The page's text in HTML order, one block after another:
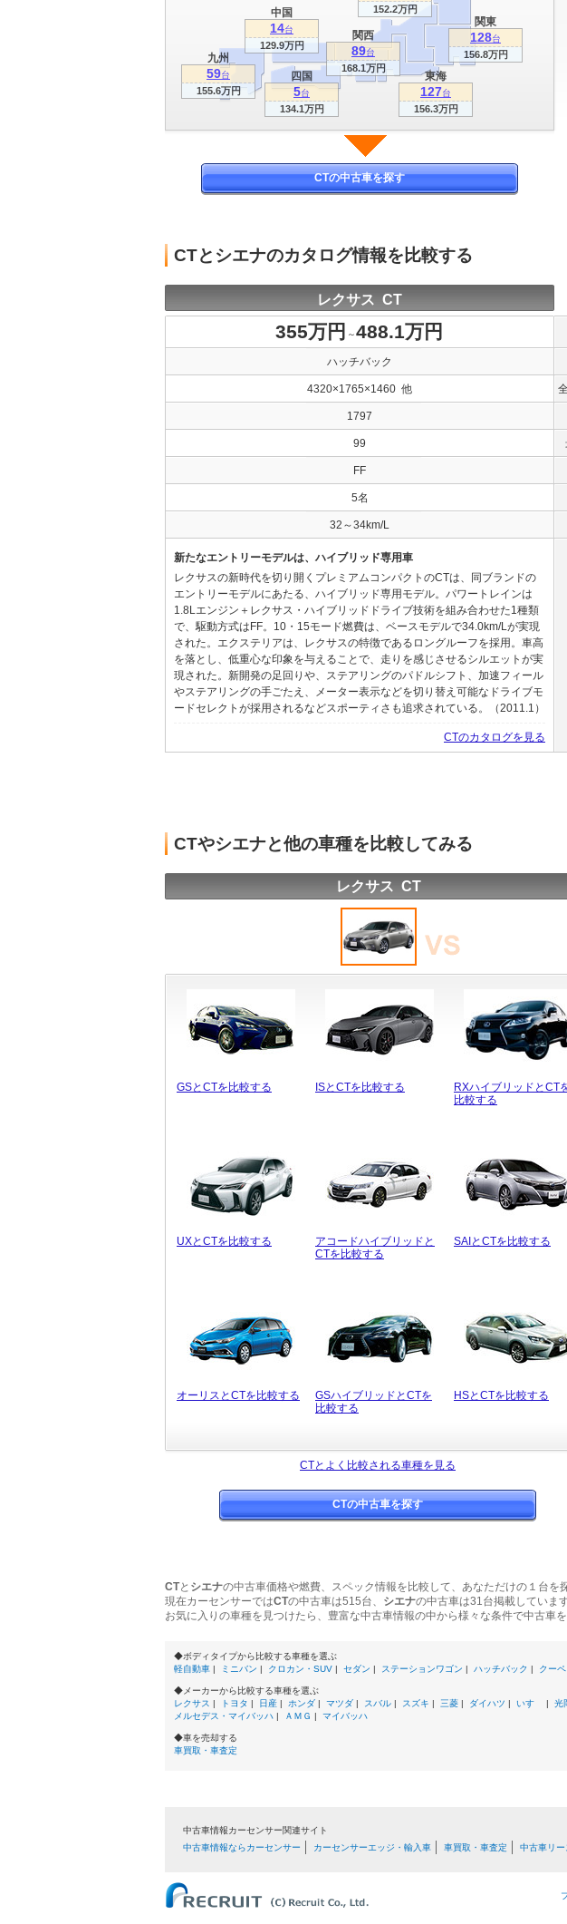
関東
128台
156.8万円
関西
89台
168.1万円
東海
127台
156.3万円
九州
59台
155.6万円
152.2万円
中国
14台
129.9万円
四国
5台
134.1万円
CTの中古車を探す
CTとシエナのカタログ情報を比較する
レクサス CT
355万円 ～488.1万円
ハッチバック
4320×1765×1460 他
1797
99
FF
5名
32～34km/L
新たなエントリーモデルは、ハイブリッド専用車
レクサスの新時代を切り開くプレミアムコンパクトのCTは、同ブランドの
エントリーモデルにあたる、ハイブリッド専用モデル。パワートレインは
1.8Lエンジン＋レクサス・ハイブリッドドライブ技術を組み合わせた1種類
で、駆動方式はFF。10・15モード燃費は、ベースモデルで34.0km/Lが実現
された。エクステリアは、レクサスの特徴であるロングルーフを採用。車高
を落とし、低重心な印象を与えることで、走りを感じさせるシルエットが実
現された。新開発の足回りや、ステアリングのパドルシフト、加速フィール
やステアリングの手ごたえ、メーター表示などを切り替え可能なドライブモ
ードセレクトが採用されるなどスポーティさも追求されている。（2011.1）
CTのカタログを見る
CTやシエナと他の車種を比較してみる
レクサス CT
GSとCTを比較する ISとCTを比較する
RXハイブリッドとCT
比較する
UXとCTを比較する
アコードハイブリッドと
CTを比較する
SAIとCTを比較する
オーリスとCTを比較する
GSハイブリッドとCTを
比較する
HSとCTを比較する
CTとよく比較される車種を見る
CTの中古車を探す
CTと シエナの中古車価格や燃費、スペック情報を比較して、あなただけの１台を
現在カーセンサーではCTの中古車は515台、 シエナの中古車は31台掲載しています
お気に入りの車種を見つけたら、豊富な中古車情報の中から様々な条件で中古車
◆ボディタイプから比較する車種を選ぶ
軽自動車 | ミニバン | クロカン・SUV | セダン | ステーションワゴン | ハッチバック | クーペ
◆メーカーから比較する車種を選ぶ
レクサス | トヨタ | 日産 | ホンダ | マツダ | スバル | スズキ | 三菱 | ダイハツ | いすゞ | 光
メルセデス・マイバッハ | ＡＭＧ | マイバッハ
◆車を売却する
車買取・車査定
中古車情報カーセンサー関連サイト
中古車情報ならカーセンサー
カーセンサーエッジ・輸入車 車買取・車査定 中古車リー